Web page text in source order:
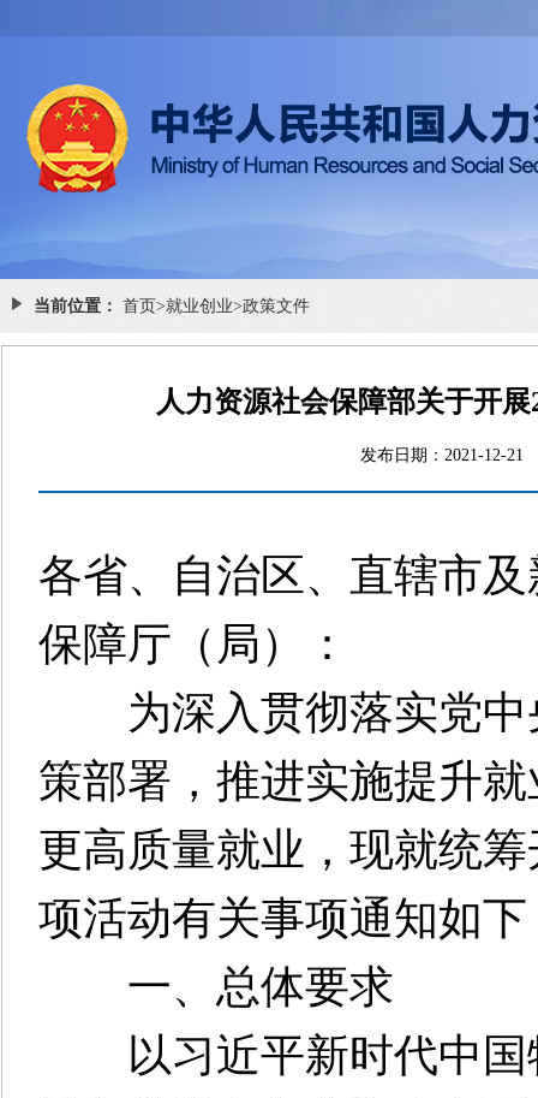
当前位置： 首页>就业创业>政策文件
人力资源社会保障部关于开
发布日期：
各省、自治区、直辖市
保障厅（局）：
为深入贯彻落实党中
策部署，推进实施提升
更高质量就业，现就统
项活动有关事项通知如下
一、总体要求
以习近平新时代中国